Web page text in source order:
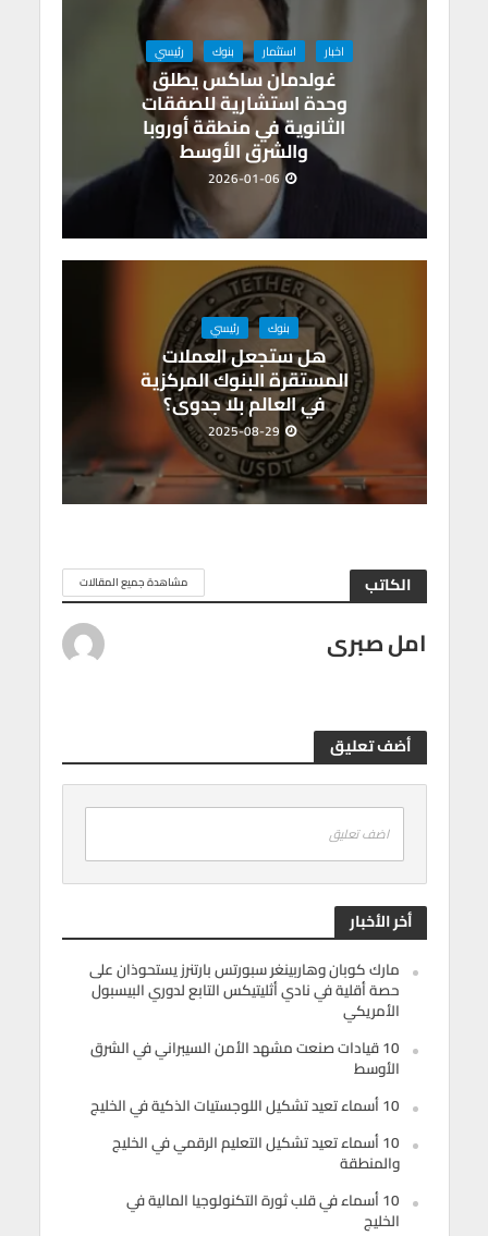
اخبار استثمار بنوك رئيسي
غولدمان ساكس يطلق
وحدة استشارية للصفقات
الثانوية في منطقة أوروبا
والشرق الأوسط
2026-01-06
بنوك رئيسي
هل ستجعل العملات
المستقرة البنوك المركزية
في العالم بلا جدوى؟
2025-08-29
الكاتب مشاهدة جميع المقالات
امل صبرى
أضف تعليق
اضف تعليق
أخر الأخبار
مارك كوبان وهاربينغر سبورتس بارتنرز يستحوذان على
حصة أقلية في نادي أثليتيكس التابع لدوري البيسبول
الأمريكي
10 قيادات صنعت مشهد الأمن السيبراني في الشرق
الأوسط
10 أسماء تعيد تشكيل اللوجستيات الذكية في الخليج
10 أسماء تعيد تشكيل التعليم الرقمي في الخليج
والمنطقة
10 أسماء في قلب ثورة التكنولوجيا المالية في
الخليج